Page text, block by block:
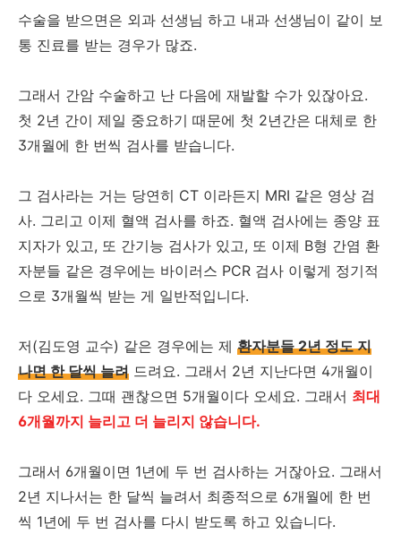
수술을 받으면은 외과 선생님 하고 내과 선생님이 같이 보
통 진료를 받는 경우가 많죠.
그래서 간암 수술하고 난 다음에 재발할 수가 있잖아요.
첫 2년 간이 제일 중요하기 때문에 첫 2년간은 대체로 한
3개월에 한 번씩 검사를 받습니다.
그 검사라는 거는 당연히 CT 이라든지 MRI 같은 영상 검
사. 그리고 이제 혈액 검사를 하죠. 혈액 검사에는 종양 표
지자가 있고, 또 간기능 검사가 있고, 또 이제 B형 간염 환
자분들 같은 경우에는 바이러스 PCR 검사 이렇게 정기적
으로 3개월씩 받는 게 일반적입니다.
저(김도영 교수) 같은 경우에는 제 환자분들 2년 정도 지
나면 한 달씩 늘려 드려요. 그래서 2년 지난다면 4개월이
다 오세요. 그때 괜찮으면 5개월이다 오세요. 그래서 최대
6개월까지 늘리고 더 늘리지 않습니다.
그래서 6개월이면 1년에 두 번 검사하는 거잖아요. 그래서
2년 지나서는 한 달씩 늘려서 최종적으로 6개월에 한 번
씩 1년에 두 번 검사를 다시 받도록 하고 있습니다.